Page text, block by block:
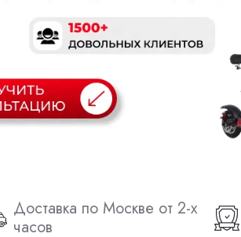
Доставка по Москве от 2-х
часов